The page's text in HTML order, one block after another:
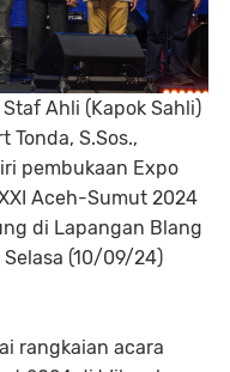
Ahli (Kapok Sahli)
Tonda, S.Sos.,
pembukaan Expo
Aceh-Sumut 2024
di Lapangan Blang
(10/09/24)
rangkaian acara